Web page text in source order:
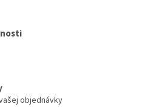
objednávky